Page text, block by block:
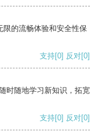
限的流畅体验和安全性保
支持[0] 反对[0]
时随地学习新知识，拓宽
支持[0] 反对[0]